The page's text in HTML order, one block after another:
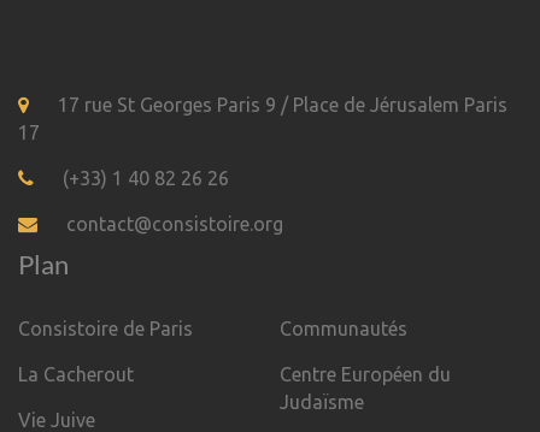
17 rue St Georges Paris 9 / Place de Jérusalem Paris
17
(+33) 1 40 82 26 26
contact@consistoire.org
Plan
Consistoire de Paris
La Cacherout
Vie Juive
Communautés
Centre Européen du
Judaïsme